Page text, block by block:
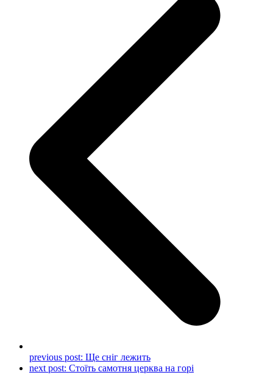
previous post: Ще сніг лежить
next post: Стоїть самотня церква на горі